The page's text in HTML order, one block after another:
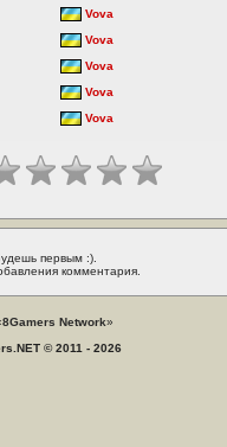
Vova
Vova
Vova
Vova
Vova
первым :).
комментария.
8Gamers Network»
© 2011 - 2026